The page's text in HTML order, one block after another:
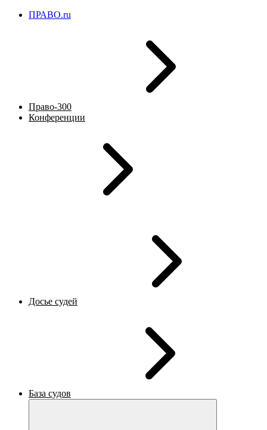
ПРАВО.ru
Право-300
Конференции
Досье судей
База судов